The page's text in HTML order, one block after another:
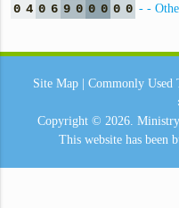
0 4 0 6 9 0 0 0 0 0 - -
Site Map Commonly Used
Copyright © 2026.
This website has been